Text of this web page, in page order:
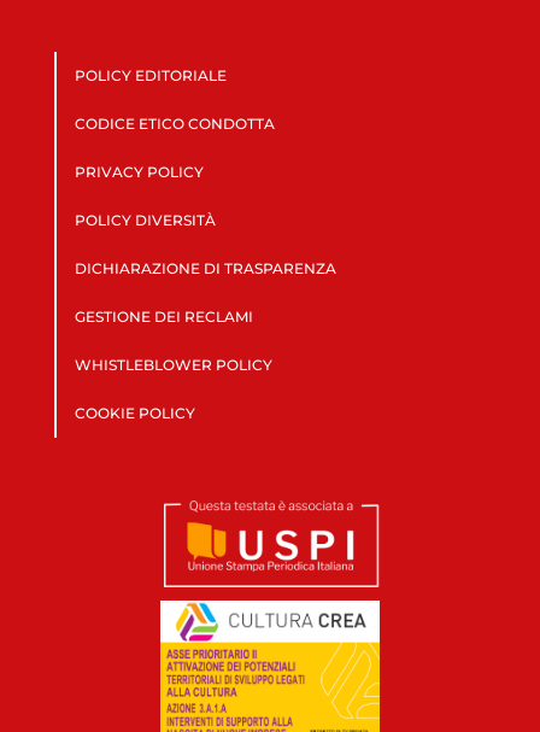
POLICY EDITORIALE
CODICE ETICO CONDOTTA
PRIVACY POLICY
POLICY DIVERSITÀ
DICHIARAZIONE DI TRASPARENZA
GESTIONE DEI RECLAMI
WHISTLEBLOWER POLICY
COOKIE POLICY